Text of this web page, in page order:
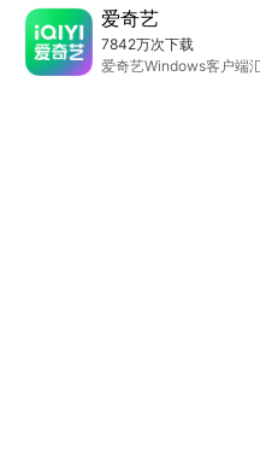
爱奇艺
7842万次下载